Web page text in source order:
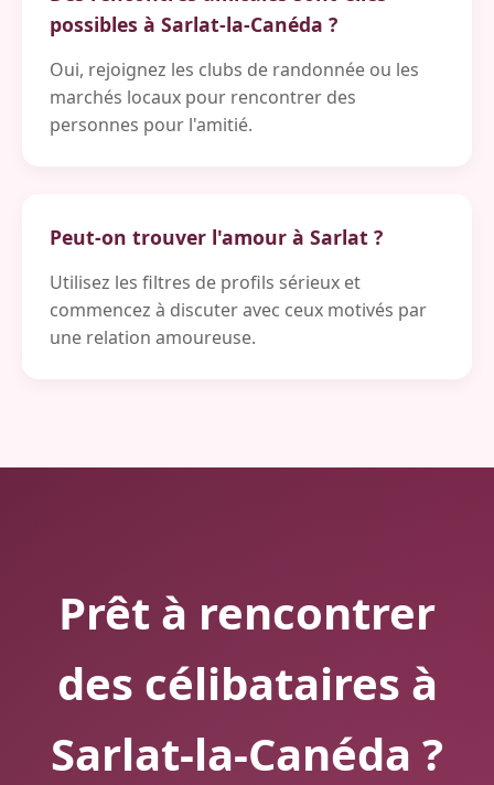
possibles à Sarlat-la-Canéda ?
Oui, rejoignez les clubs de randonnée ou les
marchés locaux pour rencontrer des
personnes pour l'amitié.
Peut-on trouver l'amour à Sarlat ?
Utilisez les filtres de profils sérieux et
commencez à discuter avec ceux motivés par
une relation amoureuse.
Prêt à rencontrer
des célibataires à
Sarlat-la-Canéda ?